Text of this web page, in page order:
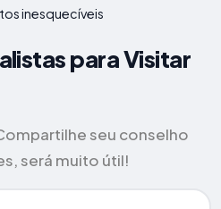
inesquecíveis
para Visitar
seu conselho
será muito útil!